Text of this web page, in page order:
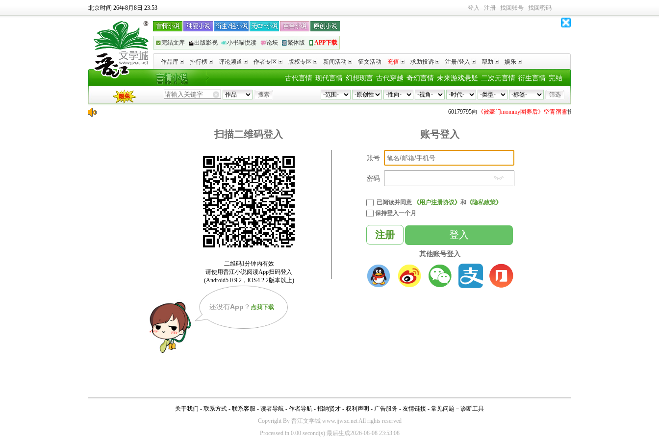
北京时间 26年8月8日 23:53 登入 注册 找回账号 找回密码
完结文库 出版影视 小书喵悦读 论坛 繁体版 APP下载
作品库 排行榜 评论频道 作者专区 版权专区 新闻活动 征文活动 充值 求助投诉 注册/登入 帮助 娱乐
完结
衍生言情
二次元言情
未来游戏悬疑
奇幻言情
古代穿越
幻想现言
现代言情
古代言情
60179795向《被豪门mommy圈养后》空青宿雪投了
扫描二维码登入
还没有App ？ 点我下载
账号登入
账号
密码
已阅读并同意 《用户注册协议》 和
《隐私政策》
保持登入一个月
注册 登入
其他账号登入
关于我们 - 联系方式 - 联系客服 - 读者导航 - 作者导航 - 招纳贤才 - 权利声明 - 广告服务 - 友情链接 - 常见问题 － 诊断工具
Copyright By 晋江文学城 www.jjwxc.net All rights reserved
Processed in 0.00 second(s) 最后生成2026-08-08 23:53:08